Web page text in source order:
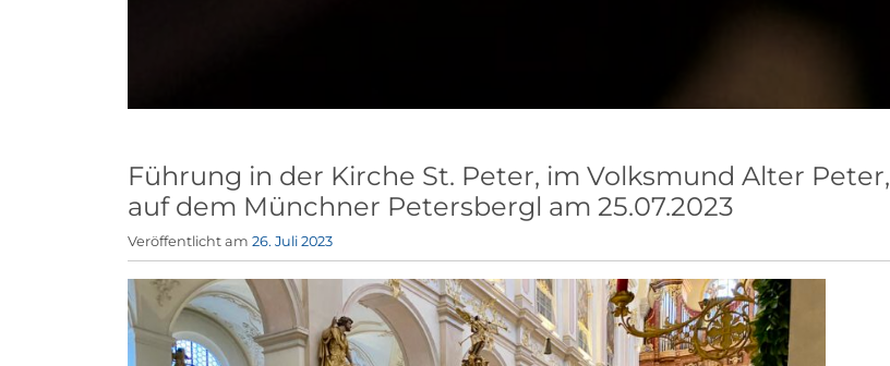
Führung in der Kirche St. Peter, im Volksmund Alter Peter,
auf dem Münchner Petersbergl am 25.07.2023
Veröffentlicht am 26. Juli 2023